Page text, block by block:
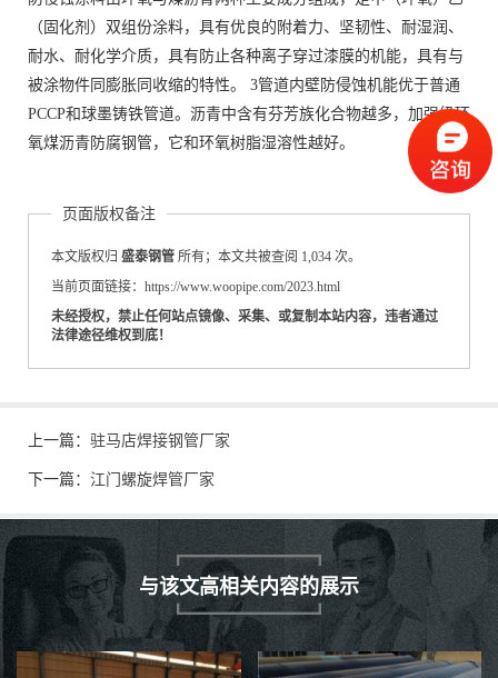
（固化剂）双组份涂料，具有优良的附着力、坚韧性、耐湿润、
耐水、耐化学介质，具有防止各种离子穿过漆膜的机能，具有与
被涂物件同膨胀同收缩的特性。 3管道内壁防侵蚀机能优于普通
PCCP和球墨铸铁管道。沥青中含有芬芳族化合物越多，加强级环
氧煤沥青防腐钢管，它和环氧树脂湿溶性越好。
页面版权备注
本文版权归 盛泰钢管 所有；本文共被查阅 1,034 次。
当前页面链接：https://www.woopipe.com/2023.html
未经授权，禁止任何站点镜像、采集、或复制本站内容，违者通过
法律途径维权到底！
上一篇： 驻马店焊接钢管厂家
下一篇： 江门螺旋焊管厂家
与该文高相关内容的展示